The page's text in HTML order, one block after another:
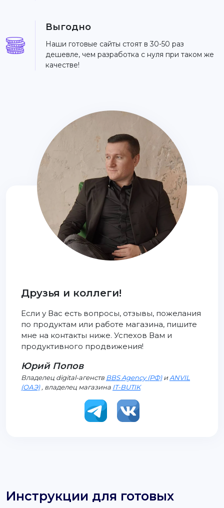
Выгодно
Наши готовые сайты стоят в 30-50 раз
дешевле, чем разработка с нуля при таком же
качестве!
Друзья и коллеги!
Если у Вас есть вопросы, отзывы, пожелания
по продуктам или работе магазина, пишите
мне на контакты ниже. Успехов Вам и
продуктивного продвижения!
Юрий Попов
Владелец digital-агенств BBS Agency (РФ)иANVIL
(ОАЭ), владелец магазина IT-BUTIK
Инструкции для готовых